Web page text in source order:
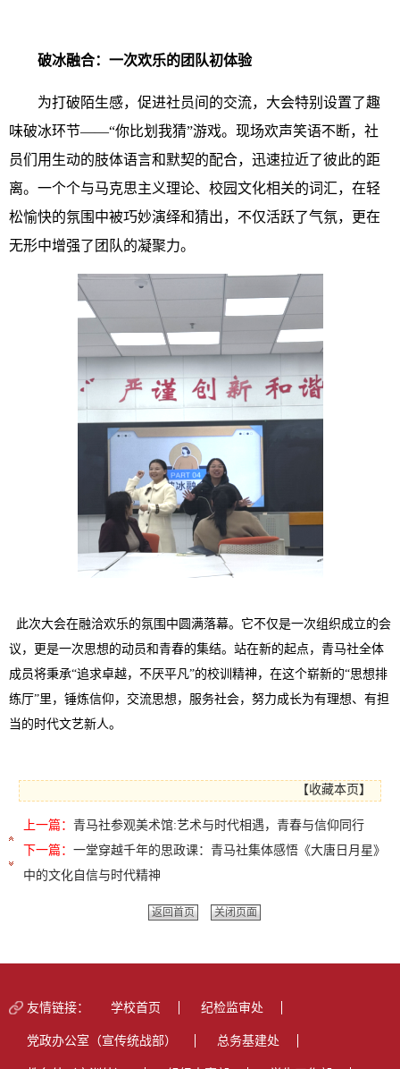
破冰融合：一次欢乐的团队初体验
为打破陌生感，促进社员间的交流，大会特别设置了趣
味破冰环节——“你比划我猜”游戏。现场欢声笑语不断，社
员们用生动的肢体语言和默契的配合，迅速拉近了彼此的距
离。一个个与马克思主义理论、校园文化相关的词汇，在轻
松愉快的氛围中被巧妙演绎和猜出，不仅活跃了气氛，更在
无形中增强了团队的凝聚力。
此次大会在融洽欢乐的氛围中圆满落幕。它不仅是一次组织成立的会
议，更是一次思想的动员和青春的集结。站在新的起点，青马社全体
成员将秉承“追求卓越，不厌平凡”的校训精神，在这个崭新的“思想排
练厅”里，锤炼信仰，交流思想，服务社会，努力成长为有理想、有担
当的时代文艺新人。
【收藏本页 】
上一篇： 青马社参观美术馆:艺术与时代相遇，青春与信仰同行
下一篇： 一堂穿越千年的思政课：青马社集体感悟《大唐日月星》
中的文化自信与时代精神
返回首页 关闭页面
友情链接： 学校首页 纪检监审处
党政办公室（宣传统战部） 总务基建处